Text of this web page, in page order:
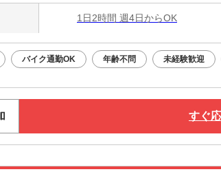
1日2時間 週4日からOK
バイク通勤OK 年齢不問 未経験歓迎
すぐ